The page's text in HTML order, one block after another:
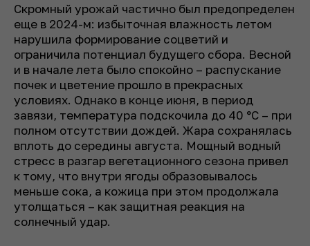
Скромный урожай частично был предопределен
еще в 2024-м: избыточная влажность летом
нарушила формирование соцветий и
ограничила потенциал будущего сбора. Весной
и в начале лета было спокойно – распускание
почек и цветение прошло в прекрасных
условиях. Однако в конце июня, в период
завязи, температура подскочила до 40 °C – при
полном отсутствии дождей. Жара сохранялась
вплоть до середины августа. Мощный водный
стресс в разгар вегетационного сезона привел
к тому, что внутри ягоды образовывалось
меньше сока, а кожица при этом продолжала
утолщаться – как защитная реакция на
солнечный удар.